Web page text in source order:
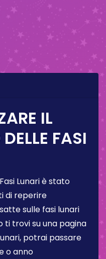
IL
FASI
Lunari è stato
di reperire
sulle fasi lunari
ti trovi su una pagina
potrai passare
o anno